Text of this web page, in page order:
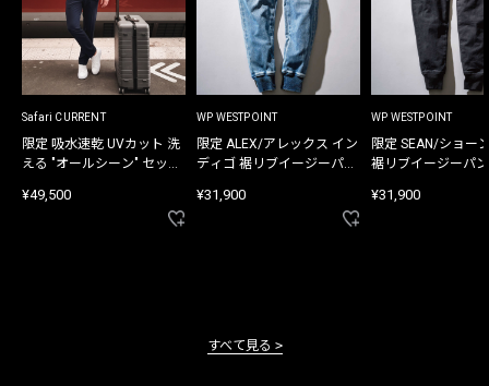
Safari CURRENT
限定 吸水速乾 UVカット 洗
える "オールシーン" セット
¥49,500
WP WESTPOINT
限定 ALEX/アレックス イン
ディゴ 裾リブイージーパン
¥31,900
WP WESTPOINT
限定 SEAN/ショー
裾リブイージーパ
¥31,900
すべて見る